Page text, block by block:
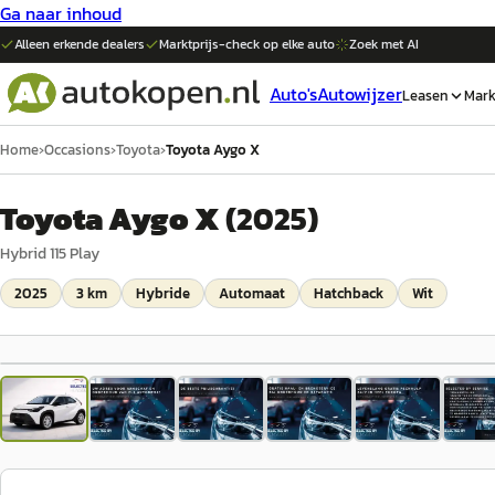
Ga naar inhoud
Alleen erkende dealers Marktprijs-check op elkeauto Zoek met AI
Auto'sAutowijzerLeasen
Home›Occasions›Toyota›Toyota Aygo X
Toyota Aygo X(2025)
Hybrid 115 Play
2025 3 km Hybride Automaat Hatchback Wit